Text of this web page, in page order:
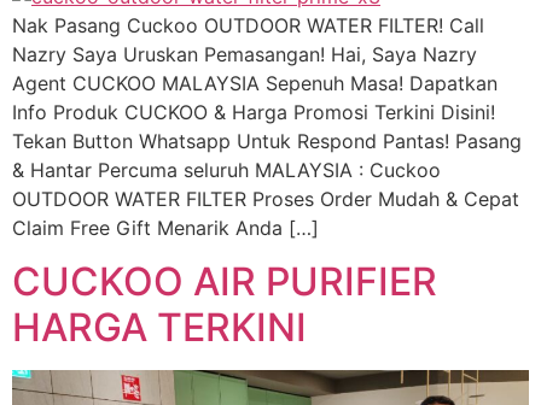
Nak Pasang Cuckoo OUTDOOR WATER FILTER! Call
Nazry Saya Uruskan Pemasangan! Hai, Saya Nazry
Agent CUCKOO MALAYSIA Sepenuh Masa! Dapatkan
Info Produk CUCKOO & Harga Promosi Terkini Disini!
Tekan Button Whatsapp Untuk Respond Pantas! Pasang
& Hantar Percuma seluruh MALAYSIA : Cuckoo
OUTDOOR WATER FILTER Proses Order Mudah & Cepat
Claim Free Gift Menarik Anda […]
CUCKOO AIR PURIFIER
HARGA TERKINI